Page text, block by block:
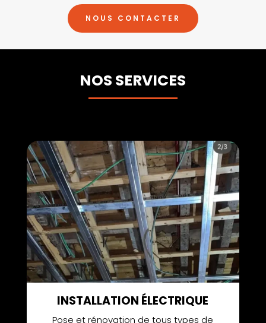
NOUS CONTACTER
NOS SERVICES
INSTALLATION ÉLECTRIQUE
Pose et rénovation de tous types de